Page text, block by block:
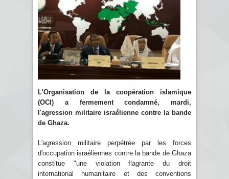
L'Organisation de la coopération islamique
(OCI) a fermement condamné, mardi,
l'agression militaire israélienne contre la bande
de Ghaza.
L'agression militaire perpétrée par les forces
d'occupation israéliennes contre la bande de Ghaza
constitue "une violation flagrante du droit
international humanitaire et des conventions